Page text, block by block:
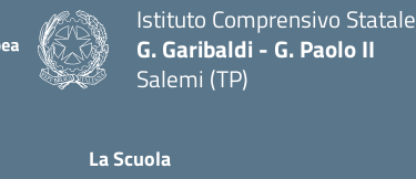
Istituto Comprensivo Statale
G. Garibaldi - G. Paolo II
Salemi (TP)
La Scuola